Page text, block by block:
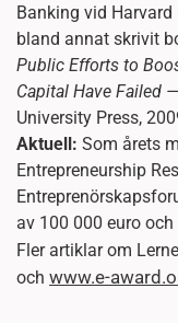
Banking vid
bland annat skrivit
Public Efforts to
Capital Have Failed
University Press,
Aktuell: Som årets
Entrepreneurship
av 100 000 euro
Fler artiklar om
och www.e-